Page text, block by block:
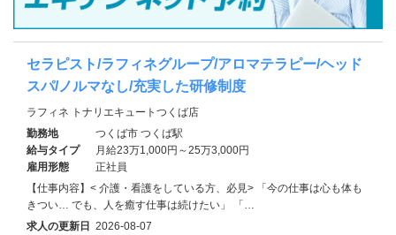
セラピスト/ラフィネグループ/アロマテラピー/ヘッド
スパ/ノルマなし/充実した研修制度
ラフィネ トナリエキュートつくば店
勤務地
つくば市 つくば駅
給与タイプ
月給23万1,000円～25万3,000円
雇用形態
正社員
【仕事内容】< 介護・看護をしている方、必見> 「今の仕事は心も体も
きつい… でも、人を癒す仕事は続けたい」 「…
求人の更新日 2026-08-07